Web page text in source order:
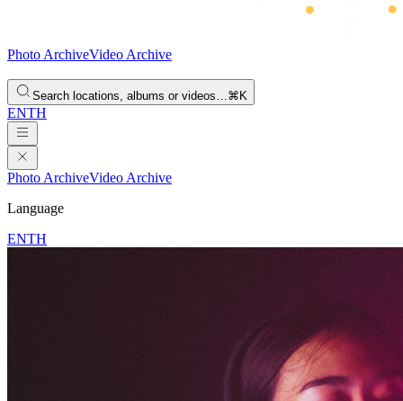
Photo ArchiveVideo Archive
Search locations, albums or videos…⌘K
ENTH
Photo ArchiveVideo Archive
Language
ENTH